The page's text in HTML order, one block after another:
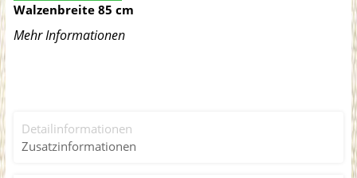
Walzenbreite 85 cm
Mehr Informationen
Detailinformationen
Zusatzinformationen